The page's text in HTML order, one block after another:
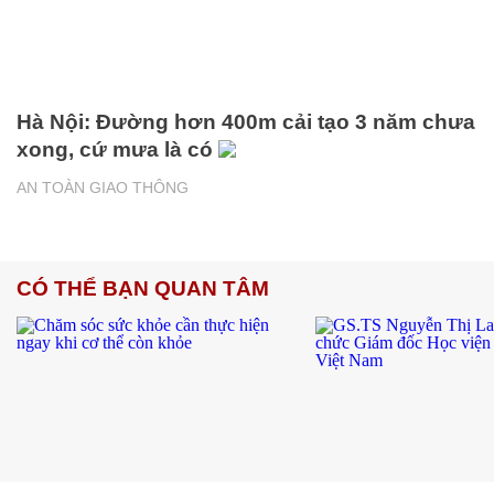
AN TOÀN GIAO THÔNG
Hà Nội: Đường hơn 400m cải tạo 3 năm chưa
xong, cứ mưa là có
CÓ THỂ BẠN QUAN TÂM